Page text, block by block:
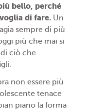
bello, perché
di fare. Un
sempre di più
più che mai si
ciò che
non essere più
tenace
piano la forma